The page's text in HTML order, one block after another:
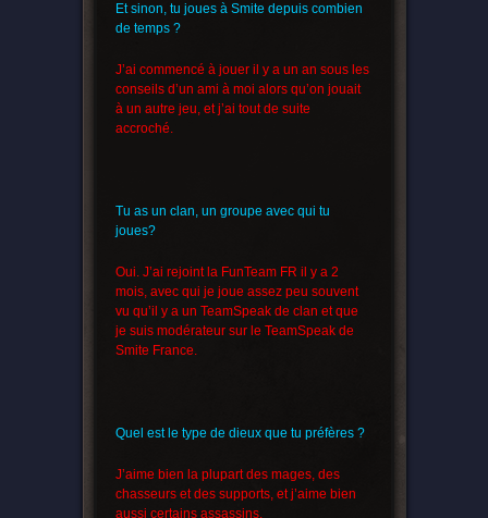
Et sinon, tu joues à Smite depuis combien
de temps ?
J’ai commencé à jouer il y a un an sous les
conseils d’un ami à moi alors qu’on jouait
à un autre jeu, et j’ai tout de suite
accroché.
Tu as un clan, un groupe avec qui tu
joues?
Oui. J’ai rejoint la FunTeam FR il y a 2
mois, avec qui je joue assez peu souvent
vu qu’il y a un TeamSpeak de clan et que
je suis modérateur sur le TeamSpeak de
Smite France.
Quel est le type de dieux que tu préfères ?
J’aime bien la plupart des mages, des
chasseurs et des supports, et j’aime bien
aussi certains assassins.